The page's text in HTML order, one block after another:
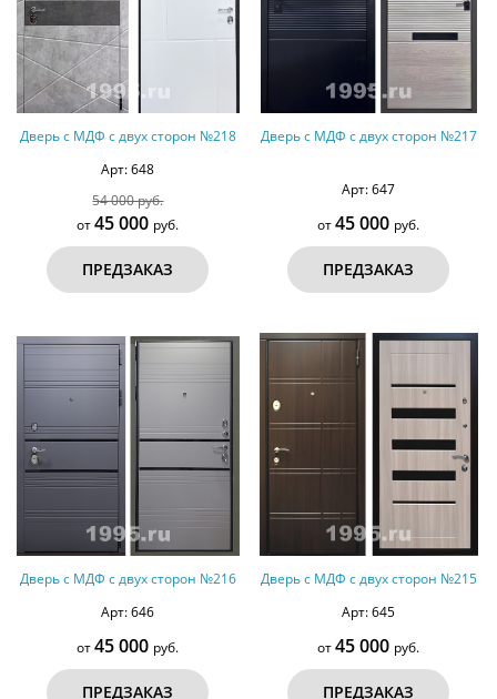
Дверь с МДФ с двух сторон №218
Арт: 648
54 000 руб.
от45 000 руб.
ПРЕДЗАКАЗ
Дверь с МДФ с двух сторон №217
Арт: 647
от45 000 руб.
ПРЕДЗАКАЗ
Дверь с МДФ с двух сторон №216
Арт: 646
от45 000 руб.
ПРЕДЗАКАЗ
Дверь с МДФ с двух сторон №215
Арт: 645
от45 000 руб.
ПРЕДЗАКАЗ